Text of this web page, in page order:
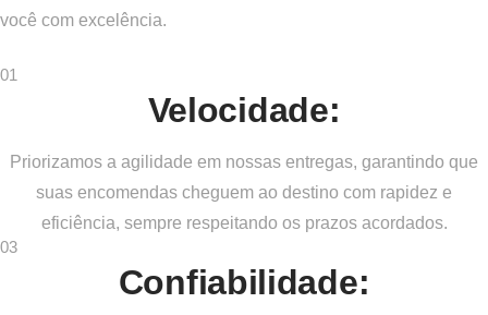
você com excelência.
01
Velocidade:
Priorizamos a agilidade em nossas entregas, garantindo que
suas encomendas cheguem ao destino com rapidez e
eficiência, sempre respeitando os prazos acordados.
03
Confiabilidade: